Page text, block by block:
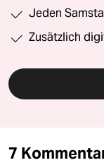
Jeden
Zusätzlich
7